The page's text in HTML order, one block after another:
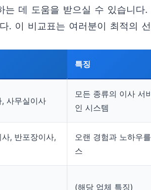
데 도움을 받으실 수 있습니
. 이 비교표는 여러분이 최적의
특징
사무실이사
모든 종류의 이사 서
인 시스템
, 반포장이사,
오랜 경험과 노하우
스
(해당 업체 특징)